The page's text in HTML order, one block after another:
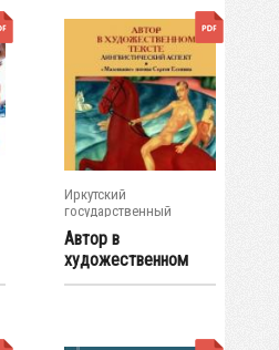
Иркутский
государственный
университет
Автор в
художественном
тексте: